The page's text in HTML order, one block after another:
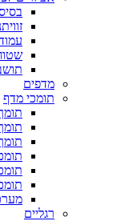
מדפים
תומכי מדף
רגליים